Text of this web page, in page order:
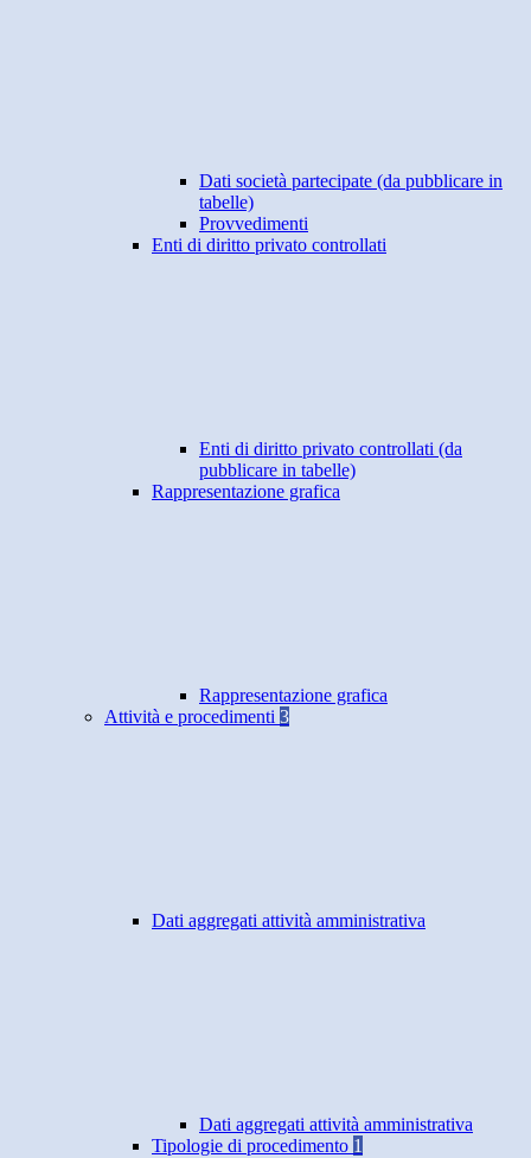
Dati società partecipate (da pubblicare in
tabelle)
Provvedimenti
Enti di diritto privato controllati
Enti di diritto privato controllati (da
pubblicare in tabelle)
Rappresentazione grafica
Rappresentazione grafica
Attività e procedimenti 3
Dati aggregati attività amministrativa
Dati aggregati attività amministrativa
Tipologie di procedimento 1